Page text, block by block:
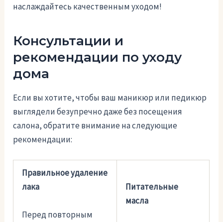
наслаждайтесь качественным уходом!
Консультации и
рекомендации по уходу
дома
Если вы хотите, чтобы ваш маникюр или педикюр
выглядели безупречно даже без посещения
салона, обратите внимание на следующие
рекомендации:
Правильное удаление
лака
Перед повторным
Питательные
масла